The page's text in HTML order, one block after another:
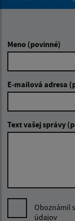
Meno (povinné)
E-mailová adresa
Text vašej správy
Oboznámil
údajov